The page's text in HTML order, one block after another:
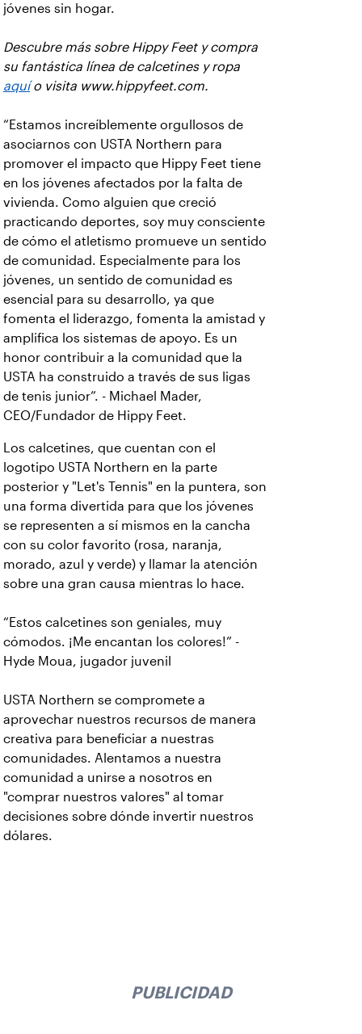
jóvenes sin hogar.
Descubre más sobre Hippy Feet y compra
su fantástica línea de calcetines y ropa
aquío visita www.hippyfeet.com.
“Estamos increíblemente orgullosos de
asociarnos con USTA Northern para
promover el impacto que Hippy Feet tiene
en los jóvenes afectados por la falta de
vivienda. Como alguien que creció
practicando deportes, soy muy consciente
de cómo el atletismo promueve un sentido
de comunidad. Especialmente para los
jóvenes, un sentido de comunidad es
esencial para su desarrollo, ya que
fomenta el liderazgo, fomenta la amistad y
amplifica los sistemas de apoyo. Es un
honor contribuir a la comunidad que la
USTA ha construido a través de sus ligas
de tenis junior”. - Michael Mader,
CEO/Fundador de Hippy Feet.
Los calcetines, que cuentan con el
logotipo USTA Northern en la parte
posterior y "Let's Tennis" en la puntera, son
una forma divertida para que los jóvenes
se representen a sí mismos en la cancha
con su color favorito (rosa, naranja,
morado, azul y verde) y llamar la atención
sobre una gran causa mientras lo hace.
“Estos calcetines son geniales, muy
cómodos. ¡Me encantan los colores!” -
Hyde Moua, jugador juvenil
USTA Northern se compromete a
aprovechar nuestros recursos de manera
creativa para beneficiar a nuestras
comunidades. Alentamos a nuestra
comunidad a unirse a nosotros en
"comprar nuestros valores" al tomar
decisiones sobre dónde invertir nuestros
dólares.
PUBLICIDAD